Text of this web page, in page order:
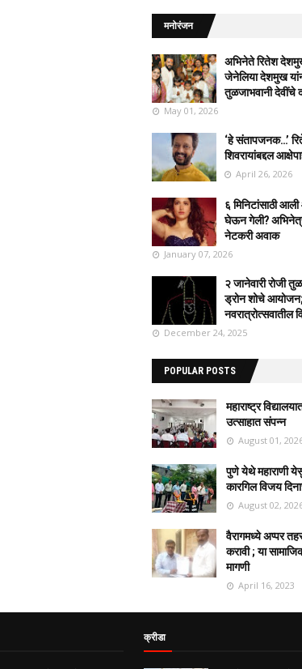
मनोरंजन
अभिनेते रितेश
जेनेलिया देशमुख
तुळजाभवानी देवींचे
May 01, 2026
‘हे संतापजनक…’
शिवरायांबद्दल
April 26, 2026
६ मिनिटांसाठी
घेऊन गेली?
नेटकरी अवाक
January 07, 2026
२ जानेवारी रोजी
ड्रोन शोचे
नवरात्रोत्सवातील
December 24, 2025
POPULAR POSTS
महाराष्ट्र
उत्साहात संपन्न
August 01,
पुणे येथे महाराणी
कारगिल विजय
August 02,
वैरागमध्ये अप्पर
करावी ; या
मागणी
April 16, 2023
क्रीडा